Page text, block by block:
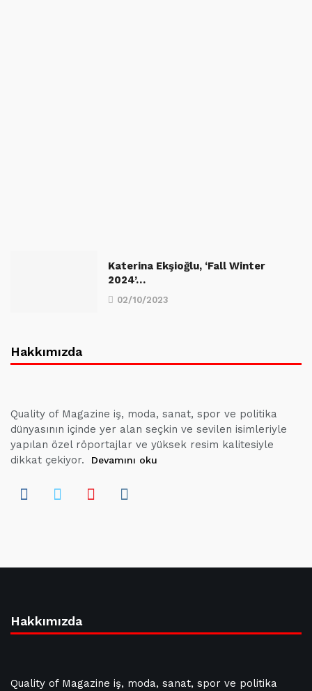
Katerina Ekşioğlu, ‘Fall Winter
2024’…
02/10/2023
Hakkımızda
Quality of Magazine iş, moda, sanat, spor ve politika
dünyasının içinde yer alan seçkin ve sevilen isimleriyle
yapılan özel röportajlar ve yüksek resim kalitesiyle
dikkat çekiyor.
Devamını oku
Hakkımızda
Quality of Magazine iş, moda, sanat, spor ve politika